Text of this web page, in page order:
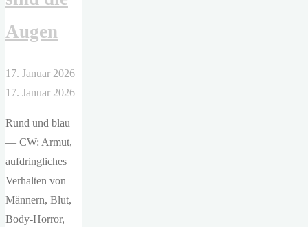
Augen
17. Januar 2026
17. Januar 2026
Rund und blau
— CW: Armut,
aufdringliches
Verhalten von
Männern, Blut,
Body-Horror,